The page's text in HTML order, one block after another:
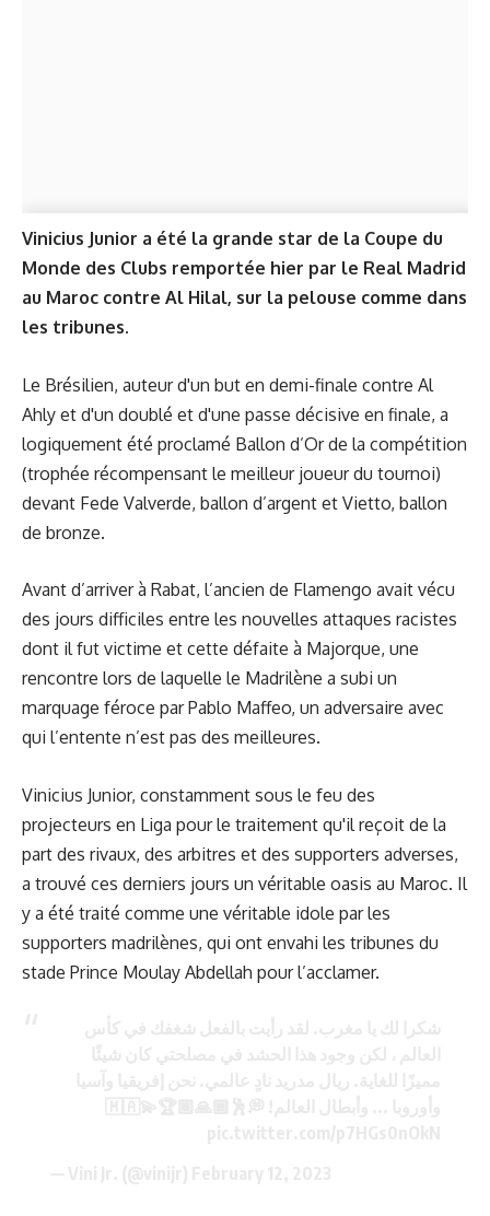
Vinicius Junior a été la grande star de la Coupe du
Monde des Clubs remportée hier par le Real Madrid
au Maroc contre Al Hilal, sur la pelouse comme dans
les tribunes.
Le Brésilien, auteur d'un but en demi-finale contre Al
Ahly et d'un doublé et d'une passe décisive en finale, a
logiquement été proclamé Ballon d’Or de la compétition
(trophée récompensant le meilleur joueur du tournoi)
devant Fede Valverde, ballon d’argent et Vietto, ballon
de bronze.
Avant d’arriver à Rabat, l’ancien de Flamengo avait vécu
des jours difficiles entre les nouvelles attaques racistes
dont il fut victime et cette défaite à Majorque, une
rencontre lors de laquelle le Madrilène a subi un
marquage féroce par Pablo Maffeo, un adversaire avec
qui l’entente n’est pas des meilleures.
Vinicius Junior, constamment sous le feu des
projecteurs en Liga pour le traitement qu'il reçoit de la
part des rivaux, des arbitres et des supporters adverses,
a trouvé ces derniers jours un véritable oasis au Maroc. Il
y a été traité comme une véritable idole par les
supporters madrilènes, qui ont envahi les tribunes du
stade Prince Moulay Abdellah pour l’acclamer.